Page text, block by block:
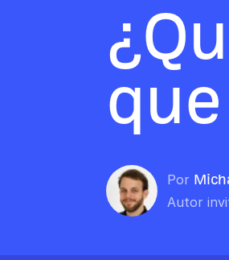
Por
Autor